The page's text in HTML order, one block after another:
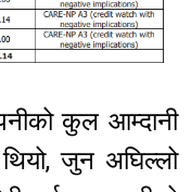
कुल आम्दानी
जुन अघिल्लो